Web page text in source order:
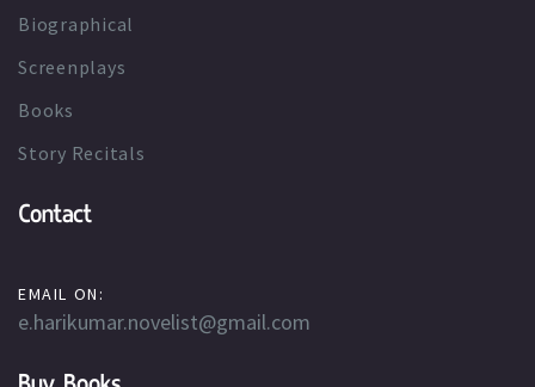
Biographical
Screenplays
Books
Story Recitals
Contact
EMAIL ON:
e.harikumar.novelist@gmail.com